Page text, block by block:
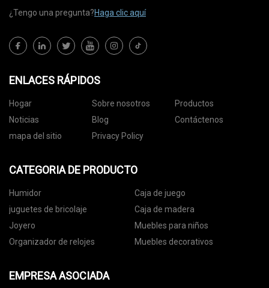
¿Tengo una pregunta?Haga clic aquí
ENLACES RÁPIDOS
Hogar Sobre nosotros
Productos
Noticias
Blog
Contáctenos
mapa del sitio
Privacy Policy
CATEGORIA DE PRODUCTO
Humidor
Caja de juego
juguetes de bricolaje
Caja de madera
Joyero
Muebles para niños
Organizador de relojes
Muebles decorativos
EMPRESA ASOCIADA